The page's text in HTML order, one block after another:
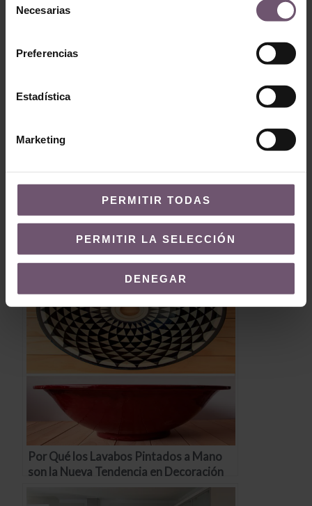
Necesarias
Preferencias
Estadística
Marketing
PERMITIR TODAS
PERMITIR LA SELECCIÓN
DENEGAR
Baldosas hidráulicas en patios y
terrazas: Incorporando estilo a las zonas
exteriores
Por Qué los Lavabos Pintados a Mano
son la Nueva Tendencia en Decoración